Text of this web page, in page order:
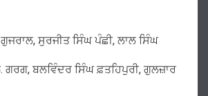
ਸੁਰਜੀਤ ਸਿੰਘ ਪੰਛੀ, ਲਾਲ ਸਿੰਘ
ਗਰਗ, ਬਲਵਿੰਦਰ ਸਿੰਘ ਫ਼ਤਹਿਪੁਰੀ, ਗੁਲਜ਼ਾਰ